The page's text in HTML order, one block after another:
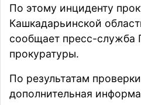
По этому инциденту
Кашкадарьинской
сообщает пресс-служба
прокуратуры.
По результатам
дополнительная